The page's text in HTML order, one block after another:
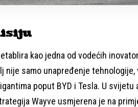
kao jedna od vodećih
samo unapređenje tehnologije,
poput BYD i Tesla. U svijetu
Wayve usmjerena je na